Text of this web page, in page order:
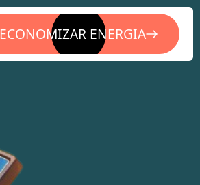
ECONOMIZAR ENERGIA